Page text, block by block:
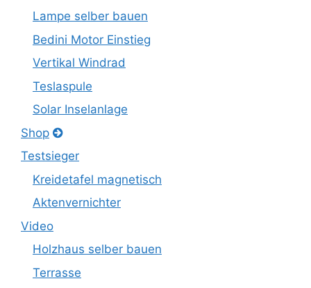
Lampe selber bauen
Bedini Motor Einstieg
Vertikal Windrad
Teslaspule
Solar Inselanlage
Shop
Testsieger
Kreidetafel magnetisch
Aktenvernichter
Video
Holzhaus selber bauen
Terrasse